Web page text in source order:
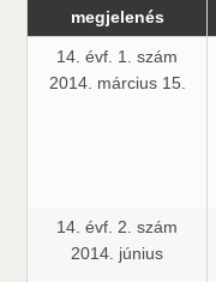
megjelenés
14. évf. 1. szám
2014. március 15.
14. évf. 2. szám
2014. június